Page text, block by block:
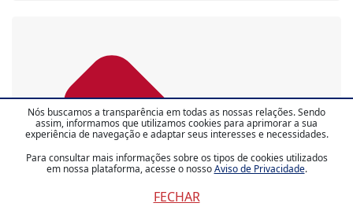
Nós buscamos a transparência em todas as nossas relações. Sendo
assim, informamos que utilizamos cookies para aprimorar a sua
experiência de navegação e adaptar seus interesses e necessidades.
Para consultar mais informações sobre os tipos de cookies utilizados
em nossa plataforma, acesse o nossoAviso de Privacidade.
FECHAR